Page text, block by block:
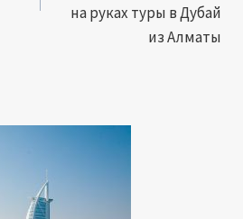
на руках туры в Дубай
из Алматы